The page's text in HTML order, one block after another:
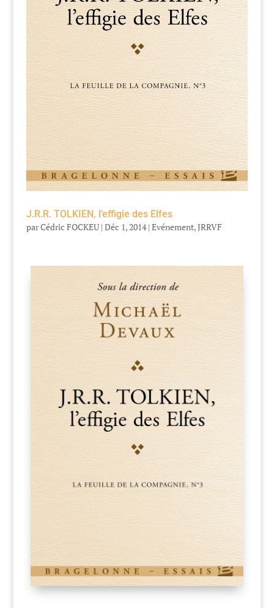
J.R.R. TOLKIEN, l’effigie des Elfes
parCédric FOCKEU| Déc 1, 2014| Evénement,JRRVF